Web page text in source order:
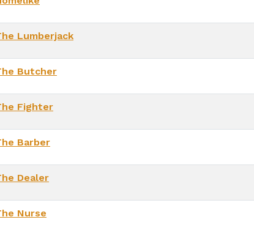
Lumberjack
Butcher
Fighter
Barber
Dealer
Nurse